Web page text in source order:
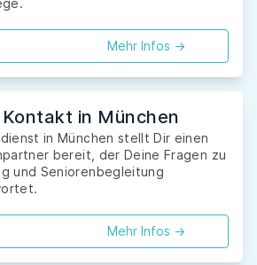
Mehr Infos ->
in München
in München stellt Dir einen
bereit, der Deine Fragen zu
und Seniorenbegleitung
Mehr Infos ->